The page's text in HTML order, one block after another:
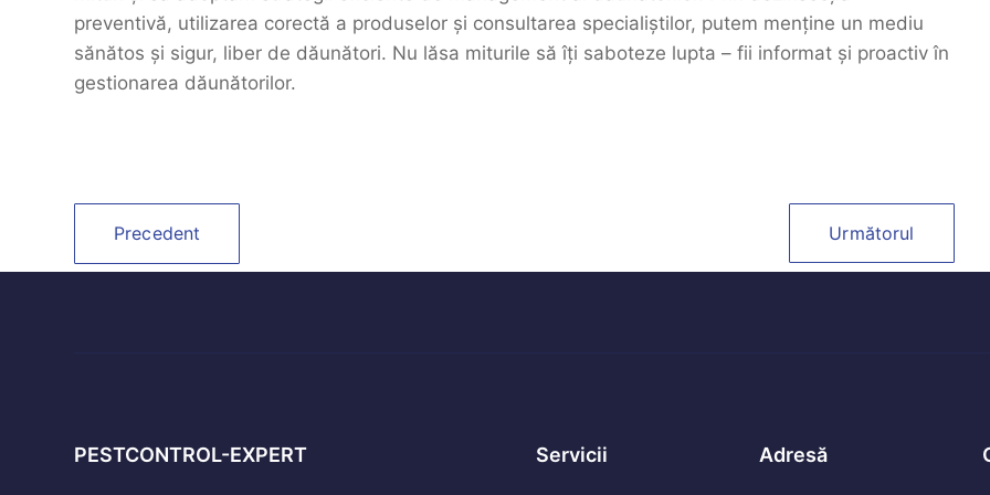
preventivă, utilizarea corectă a produselor și consultarea specialiștilor, putem menține un mediu
sănătos și sigur, liber de dăunători. Nu lăsa miturile să îți saboteze lupta – fii informat și proactiv în
gestionarea dăunătorilor.
Precedent Următorul
PESTCONTROL-EXPERT Servicii Adresă